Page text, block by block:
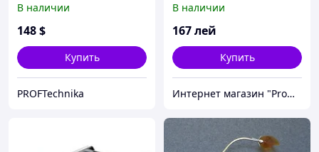
В наличии
148$
Купить
PROFTechnika
MMD-343142
В наличии
167лей
Купить
Интернет магазин "Promtovari"